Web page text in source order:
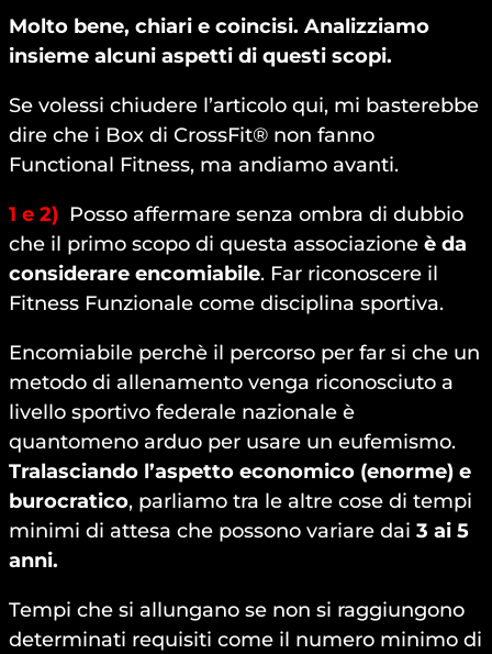
Molto bene, chiari e coincisi. Analizziamo
insieme alcuni aspetti di questi scopi.
Se volessi chiudere l’articolo qui, mi basterebbe
dire che i Box di CrossFit® non fanno
Functional Fitness, ma andiamo avanti.
1 e 2) Posso affermare senza ombra di dubbio
che il primo scopo di questa associazione è da
considerare encomiabile. Far riconoscere il
Fitness Funzionale come disciplina sportiva.
Encomiabile perchè il percorso per far si che un
metodo di allenamento venga riconosciuto a
livello sportivo federale nazionale è
quantomeno arduo per usare un eufemismo.
Tralasciando l’aspetto economico (enorme) e
burocratico, parliamo tra le altre cose di tempi
minimi di attesa che possono variare dai 3 ai 5
anni.
Tempi che si allungano se non si raggiungono
determinati requisiti come il numero minimo di